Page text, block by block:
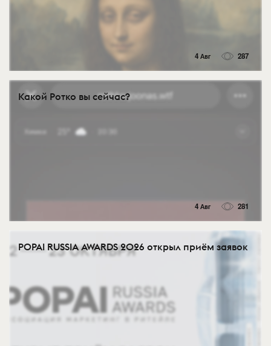
4 Авг 287
Какой Ротко вы сейчас?
4 Авг 281
POPAI RUSSIA AWARDS 2026 открыл приём заявок